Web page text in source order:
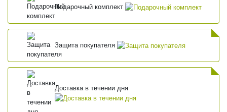
Подарочный комплект
Защита покупателя
Доставка в течении дня